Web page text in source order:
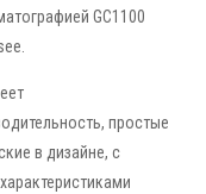
GC1100
простые
в дизайне, с